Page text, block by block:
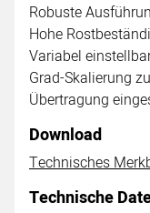
Robuste
Hohe
Variabel
Grad-Skalierung
Übertragung
Download
Technisches
Technische